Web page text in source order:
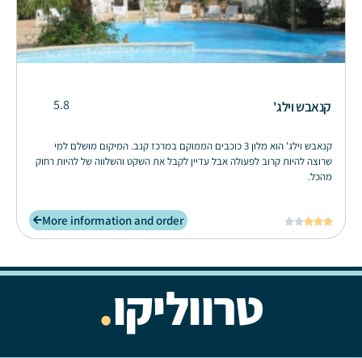
קנאבש וילג' 5.8
קנאבש וילג' הוא מלון 3 כוכבים הממוקם במרכז קנב. המיקום מושלם למי
שרוצה להיות קרוב לפעולה אבל עדיין לקבל את השקט והשלווה של להיות רחוק
מהכל.





More information and order
טרווליקו.